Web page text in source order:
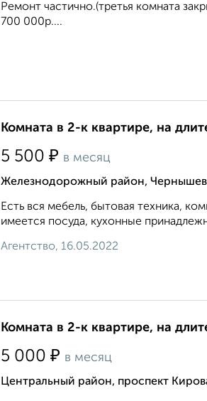
Ремонт частично.(третья комната
700 000р....
Комната в 2-к квартире, на
5 500 ₽ в месяц
Железнодорожный район,
Есть вся мебель, бытовая техника,
имеется посуда, кухонные
Агентство, 16.05.2022
Комната в 2-к квартире, на
5 000 ₽ в месяц
Центральный район, проспект